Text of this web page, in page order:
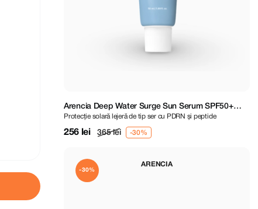
Arencia Deep Water Surge Sun Serum SPF50+
PA++++ 50 ml
Protecție solară lejeră de tip ser cu PDRN și peptide
256 lei 365 lei
ARENCIA
-30%